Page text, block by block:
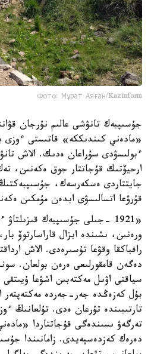
Фото: Мұрат Аяған/Kazinform
جۇسىپبەك تانۋشى عالىم نۇرجان
«مادەني كىندىككە» قاتىستى ءوزى
ءبولىسۋدى سۇراعان ەدىك. الاش
ارحيۆتىك قۇجاتتار جوق ەكەنىن،
جايتتاردى ەسكەرسەك،
قۇرۋعا اتسالىسۋى ابدەن مۇمكىن
«1921 -جىلى جۇسىپبەك
ورەنىن، ىشىندە ابزال قاراسارتوۆ
رافباكقا وقۋعا تۇسىرەدى. الاش
دەگەن قامقورلىعى ەرەن بولعان.
سياقتى اۋىل مەكتەبىن اشۋعا
بۇل كەزەڭدە جەر-جەردە
تارتىبىندە تۇرعان ەدى. تۇلعانىڭ
تەرگەۋ ىسىندەگى قۇجاتتاردا
دەرەك كەزدەسپەيدى. زامانىندا